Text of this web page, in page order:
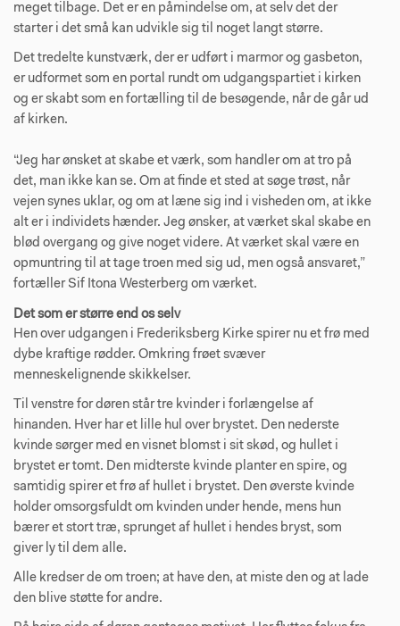
meget tilbage. Det er en påmindelse om, at selv det der
starter i det små kan udvikle sig til noget langt større.
Det tredelte kunstværk, der er udført i marmor og gasbeton,
er udformet som en portal rundt om udgangspartiet i kirken
og er skabt som en fortælling til de besøgende, når de går ud
af kirken.
“Jeg har ønsket at skabe et værk, som handler om at tro på
det, man ikke kan se. Om at finde et sted at søge trøst, når
vejen synes uklar, og om at læne sig ind i visheden om, at ikke
alt er i individets hænder. Jeg ønsker, at værket skal skabe en
blød overgang og give noget videre. At værket skal være en
opmuntring til at tage troen med sig ud, men også ansvaret,”
fortæller Sif Itona Westerberg om værket.
Det som er større end os selv
Hen over udgangen i Frederiksberg Kirke spirer nu et frø med
dybe kraftige rødder. Omkring frøet svæver
menneskelignende skikkelser.
Til venstre for døren står tre kvinder i forlængelse af
hinanden. Hver har et lille hul over brystet. Den nederste
kvinde sørger med en visnet blomst i sit skød, og hullet i
brystet er tomt. Den midterste kvinde planter en spire, og
samtidig spirer et frø af hullet i brystet. Den øverste kvinde
holder omsorgsfuldt om kvinden under hende, mens hun
bærer et stort træ, sprunget af hullet i hendes bryst, som
giver ly til dem alle.
Alle kredser de om troen; at have den, at miste den og at lade
den blive støtte for andre.